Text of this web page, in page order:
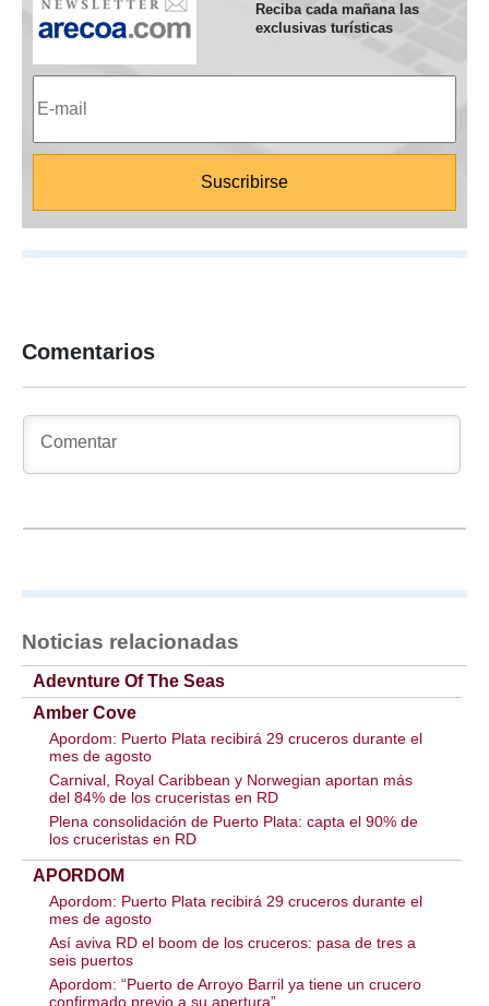
Reciba cada mañana las
exclusivas turísticas
Comentarios
Noticias relacionadas
Adevnture Of The Seas
Amber Cove
Apordom: Puerto Plata recibirá 29 cruceros durante el
mes de agosto
Carnival, Royal Caribbean y Norwegian aportan más
del 84% de los cruceristas en RD
Plena consolidación de Puerto Plata: capta el 90% de
los cruceristas en RD
APORDOM
Apordom: Puerto Plata recibirá 29 cruceros durante el
mes de agosto
Así aviva RD el boom de los cruceros: pasa de tres a
seis puertos
Apordom: “Puerto de Arroyo Barril ya tiene un crucero
confirmado previo a su apertura”